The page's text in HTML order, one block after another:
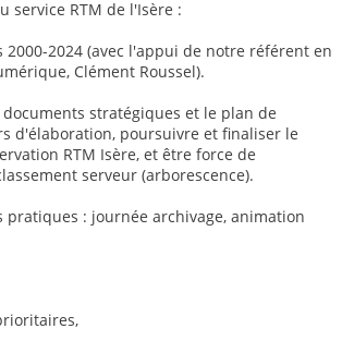
service RTM de l'Isère :
2000-2024 (avec l'appui de notre référent en
Clément Roussel).
stratégiques et le plan de
d'élaboration, poursuivre et finaliser le
RTM Isère, et être force de
serveur (arborescence).
pratiques : journée archivage, animation